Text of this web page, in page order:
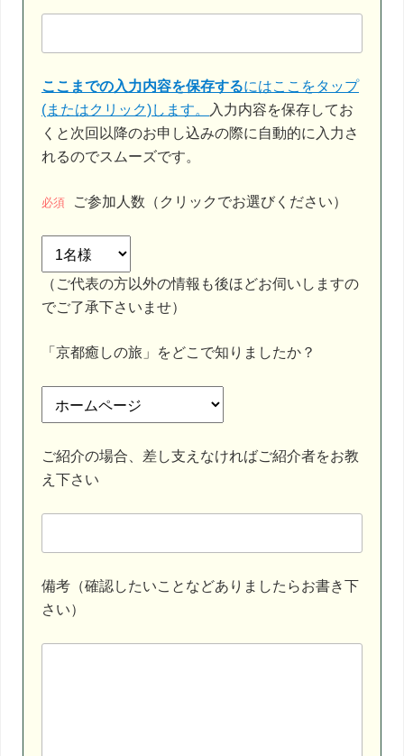
ここまでの入力内容を保存するにはここをタップ
(またはクリック)します。
入力内容を保存してお
くと次回以降のお申し込みの際に自動的に入力さ
れるのでスムーズです。
必須 ご参加人数（クリックでお選びください）
（ご代表の方以外の情報も後ほどお伺いしますの
でご了承下さいませ）
「京都癒しの旅」をどこで知りましたか？
ご紹介の場合、差し支えなければご紹介者をお教
え下さい
備考（確認したいことなどありましたらお書き下
さい）